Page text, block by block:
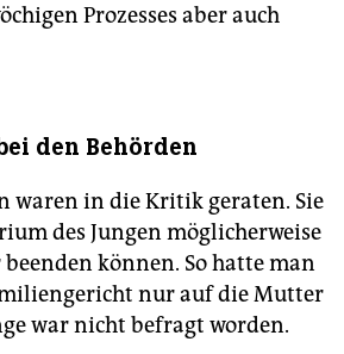
Prozesses aber auch
den Behörden
waren in die Kritik geraten. Sie
des Jungen möglicherweise
können. So hatte man
nur auf die Mutter
war nicht befragt worden.